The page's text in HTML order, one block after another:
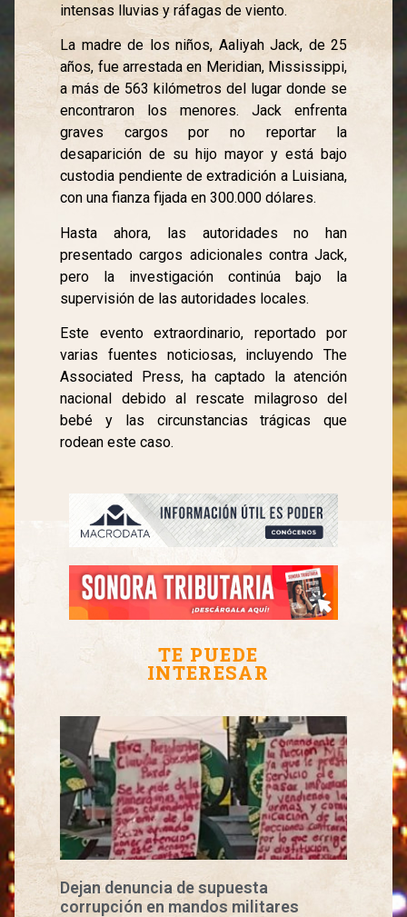
intensas lluvias y ráfagas de viento.
La madre de los niños, Aaliyah Jack, de 25
años, fue arrestada en Meridian, Mississippi,
a más de 563 kilómetros del lugar donde se
encontraron los menores. Jack enfrenta
graves cargos por no reportar la
desaparición de su hijo mayor y está bajo
custodia pendiente de extradición a Luisiana,
con una fianza fijada en 300.000 dólares.
Hasta ahora, las autoridades no han
presentado cargos adicionales contra Jack,
pero la investigación continúa bajo la
supervisión de las autoridades locales.
Este evento extraordinario, reportado por
varias fuentes noticiosas, incluyendo The
Associated Press, ha captado la atención
nacional debido al rescate milagroso del
bebé y las circunstancias trágicas que
rodean este caso.
TE PUEDE
INTERESAR
Dejan denuncia de supuesta
corrupción en mandos militares